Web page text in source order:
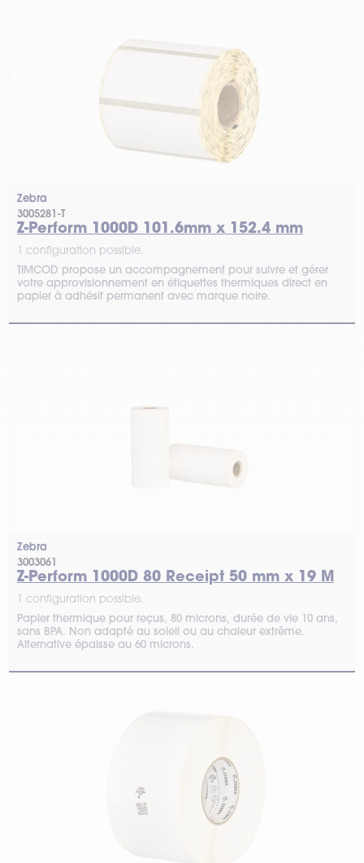
Zebra
3005281-T
Z-Perform 1000D 101.6mm x 152.4 mm
1 configuration possible.
TIMCOD propose un accompagnement pour suivre et gérer
votre approvisionnement en étiquettes thermiques direct en
papier à adhésif permanent avec marque noire.
Zebra
3003061
Z-Perform 1000D 80 Receipt 50 mm x 19 M
1 configuration possible.
Papier thermique pour reçus, 80 microns, durée de vie 10 ans,
sans BPA. Non adapté au soleil ou au chaleur extrême.
Alternative épaisse au 60 microns.